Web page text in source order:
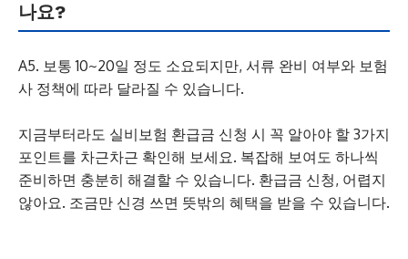
나요?
A5. 보통 10~20일 정도 소요되지만, 서류 완비 여부와 보험
사 정책에 따라 달라질 수 있습니다.
지금부터라도 실비보험 환급금 신청 시 꼭 알아야 할 3가지
포인트를 차근차근 확인해 보세요. 복잡해 보여도 하나씩
준비하면 충분히 해결할 수 있습니다. 환급금 신청, 어렵지
않아요. 조금만 신경 쓰면 뜻밖의 혜택을 받을 수 있습니다.